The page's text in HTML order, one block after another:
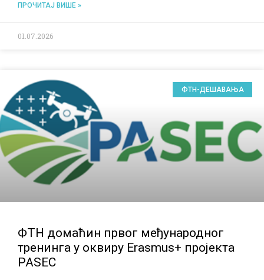
ПРОЧИТАЈ ВИШЕ »
01.07.2026
ФТН-ДЕШАВАЊА
ФТН домаћин првог међународног
тренинга у оквиру Erasmus+ пројекта
PASEC